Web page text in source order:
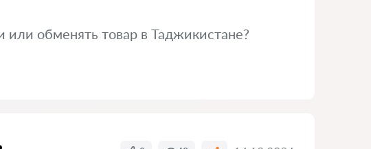
или обменять товар в Таджикистане?